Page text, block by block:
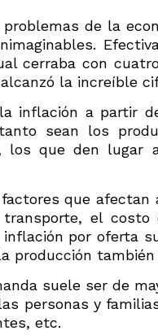
de la
cerraba con
la increíble
inflación a partir
sean los
los que den
que afectan
el costo
por oferta
producción también
suele ser de
personas y
etc.